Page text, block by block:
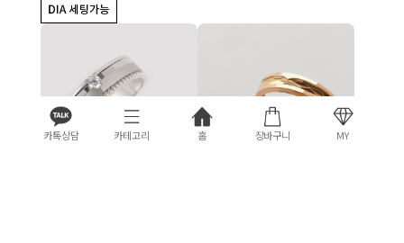
카톡상담 카테고리 홈 장바구니 MY